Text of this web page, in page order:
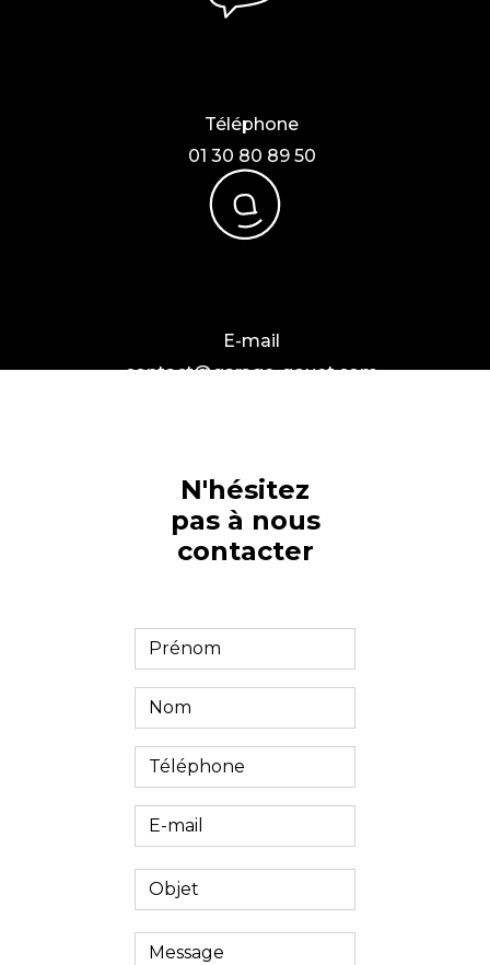
Téléphone
01 30 80 89 50
E-mail
contact@garage-gouet.com
N'hésitez
pas à nous
contacter